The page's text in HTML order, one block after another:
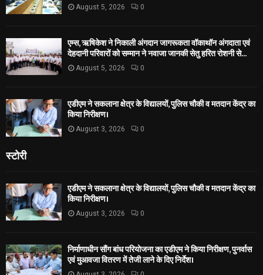
August 5, 2026 0
एम्स, ऋषिकेश ने निकाली अंगदान जागरूकता वॉकाथॉन अंगदाता एवं
देहदानी परिवारों को सम्मान ने नवाजा जानकी सेतु हरित रोशनी से...
August 5, 2026 0
एडीएम ने सकलाना क्षेत्र के विद्यालयों, पुलिस चौकी व मतदान केंद्र का
किया निरीक्षण।
August 3, 2026 0
स्टोरी
एडीएम ने सकलाना क्षेत्र के विद्यालयों, पुलिस चौकी व मतदान केंद्र का
किया निरीक्षण।
August 3, 2026 0
निर्माणाधीन सौंग बांध परियोजना का एडीएम ने किया निरीक्षण, पुनर्वास
एवं मुआवजा वितरण में तेजी लाने के दिए निर्देश।